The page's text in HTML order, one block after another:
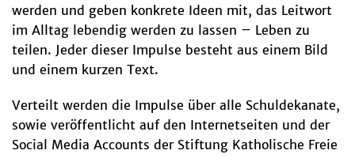
werden und geben konkrete Ideen mit, das Leitwort
im Alltag lebendig werden zu lassen – Leben zu
teilen. Jeder dieser Impulse besteht aus einem Bild
und einem kurzen Text.
Verteilt werden die Impulse über alle Schuldekanate,
sowie veröffentlicht auf den Internetseiten und der
Social Media Accounts der Stiftung Katholische Freie